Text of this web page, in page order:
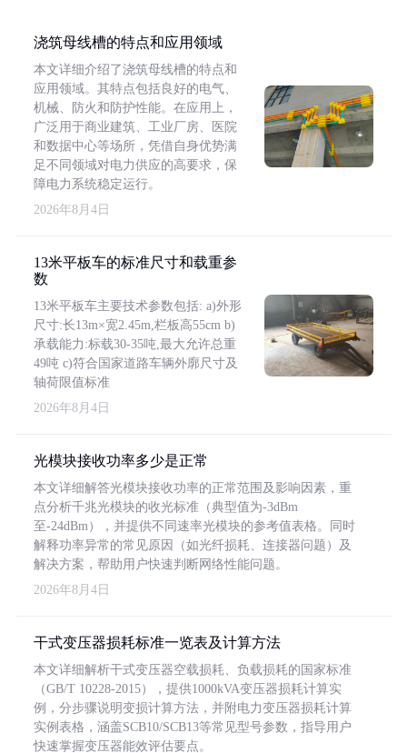
浇筑母线槽的特点和应用领域
本文详细介绍了浇筑母线槽的特点和
应用领域。其特点包括良好的电气、
机械、防火和防护性能。在应用上，
广泛用于商业建筑、工业厂房、医院
和数据中心等场所，凭借自身优势满
足不同领域对电力供应的高要求，保
障电力系统稳定运行。
2026年8月4日
13米平板车的标准尺寸和载重参
数
13米平板车主要技术参数包括: a)外形
尺寸:长13m×宽2.45m,栏板高55cm b)
承载能力:标载30-35吨,最大允许总重
49吨 c)符合国家道路车辆外廓尺寸及
轴荷限值标准
2026年8月4日
光模块接收功率多少是正常
本文详细解答光模块接收功率的正常范围及影响因素，重
点分析千兆光模块的收光标准（典型值为-3dBm
至-24dBm），并提供不同速率光模块的参考值表格。同时
解释功率异常的常见原因（如光纤损耗、连接器问题）及
解决方案，帮助用户快速判断网络性能问题。
2026年8月4日
干式变压器损耗标准一览表及计算方法
本文详细解析干式变压器空载损耗、负载损耗的国家标准
（GB/T 10228-2015），提供1000kVA变压器损耗计算实
例，分步骤说明变损计算方法，并附电力变压器损耗计算
实例表格，涵盖SCB10/SCB13等常见型号参数，指导用户
快速掌握变压器能效评估要点。